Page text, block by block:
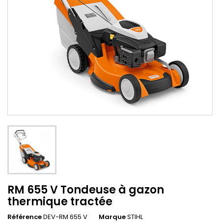
RM 655 V Tondeuse à gazon
thermique tractée
RéférenceDEV-RM 655 V MarqueSTIHL